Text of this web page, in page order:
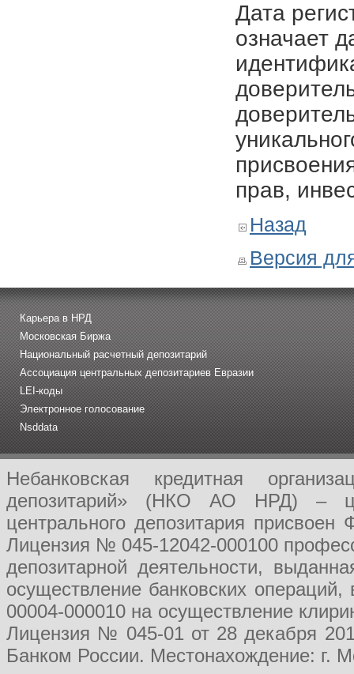
Дата
означает
прав,
Назад
Версия
Карьера в НРД
Московская Биржа
Национальный расчетный депозитарий
Ассоциация центральных депозитариев Евразии
LEI-коды
Электронное голосование
Nsddata
Небанковская кредитная
депозитарий» (НКО АО НРД) –
центрального депозитария
Лицензия № 045-12042-000100
депозитарной деятельности,
осуществление банковских
00004-000010 на осуществление
Лицензия № 045-01 от 28 декабря
Банком России. Местонахождение: г.